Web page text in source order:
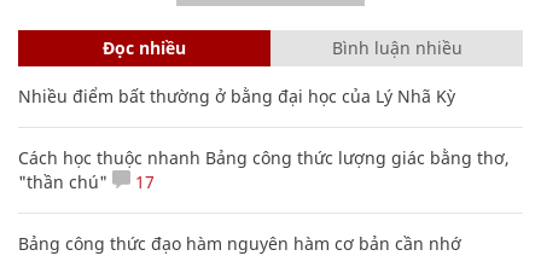
Đọc nhiều Bình luận nhiều
Nhiều điểm bất thường ở bằng đại học của Lý Nhã Kỳ
Cách học thuộc nhanh Bảng công thức lượng giác bằng thơ,
"thần chú"
17
Bảng công thức đạo hàm nguyên hàm cơ bản cần nhớ